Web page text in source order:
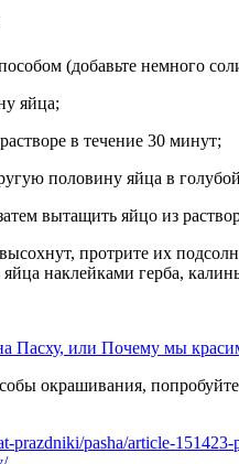
(добавьте немного
яйца;
в течение 30 минут;
половину яйца в
вытащить яйцо из
протрите их
наклейками герба,
Пасху, или Почему мы
окрашивания,
prazdniki/pasha/article-